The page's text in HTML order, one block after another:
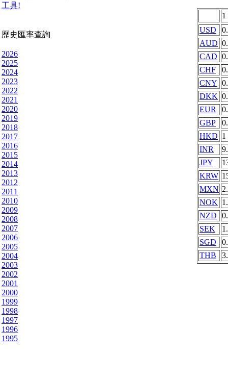
工具!
歷史匯率查詢
2026
2025
2024
2023
2022
2021
2020
2019
2018
2017
2016
2015
2014
2013
2012
2011
2010
2009
2008
2007
2006
2005
2004
2003
2002
2001
2000
1999
1998
1997
1996
1995
1
USD
AUD
CAD
CHF
CNY
DKK
EUR
GBP
HKD 1
INR
JPY
KRW
MXN
NOK
NZD
SEK
SGD
THB